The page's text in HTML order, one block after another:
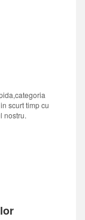
scurt timp cu
nostru.